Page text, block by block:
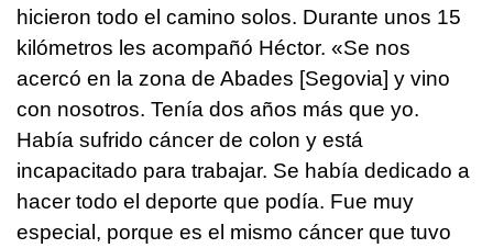
hicieron todo el camino solos. Durante unos 15
kilómetros les acompañó Héctor. «Se nos
acercó en la zona de Abades [Segovia] y vino
con nosotros. Tenía dos años más que yo.
Había sufrido cáncer de colon y está
incapacitado para trabajar. Se había dedicado a
hacer todo el deporte que podía. Fue muy
especial, porque es el mismo cáncer que tuvo